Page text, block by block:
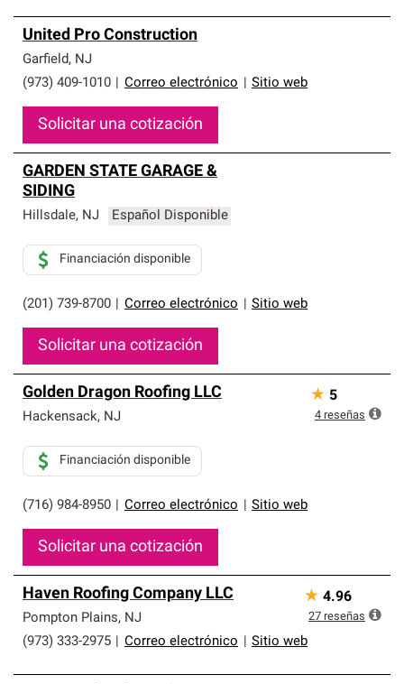
United Pro Construction
Garfield, NJ
(973) 409-1010
Correo electrónico Sitio web
Solicitar una cotización
GARDEN STATE GARAGE &
SIDING
Hillsdale, NJ Español Disponible
(201) 739-8700 Correo electrónico Sitio web
Financiación disponible
Solicitar una cotización
Golden Dragon Roofing LLC
Hackensack, NJ
(716) 984-8950 Correo electrónico Sitio web
Financiación disponible
Solicitar una cotización
★ 5
4 reseñas
Haven Roofing Company LLC
Pompton Plains, NJ
(973) 333-2975
Correo electrónico Sitio web
★ 4.96
27 reseñas